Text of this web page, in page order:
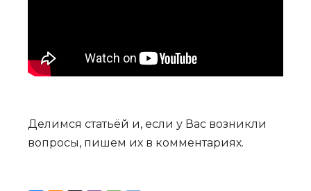
Делимся статьёй и, если у Вас возникли
вопросы, пишем их в комментариях.